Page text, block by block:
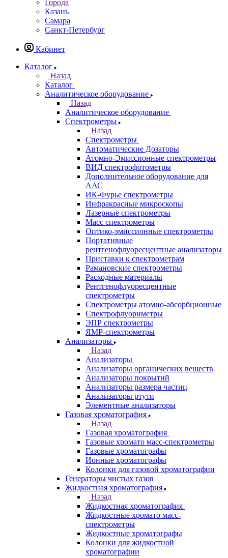
Казань
Назад
Города
Казань
Санкт-Петербург
Аналитическое оборудование
Назад
Аналитическое оборудование
Спектрометры
Назад
Спектрометры
Автоматические Дозаторы
Атомно-Эмиссионные спектрометры
ВИД спектрофотометры
Дополнительное оборудование для
ААС
ИК-Фурье спектрометры
Инфракрасные микроскопы
Лазерные спектрометры
Масс спектрометры
Оптико-эмиссионные спектрометры
Портативные
рентгенофлуоресцентные анализаторы
Приставки к спектрометрам
Рамановские спектрометры
Расходные материалы
Рентгенофлуоресцентные
спектрометры
Спектрометры атомно-абсорбционные
Спектрофлуориметры
ЭПР спектрометры
ЯМР-спектрометры
Анализаторы
Назад
Анализаторы
Анализаторы органических веществ
Анализаторы покрытий
Анализаторы размера частиц
Анализаторы ртути
Элементные анализаторы
Газовая хроматография
Назад
Газовая хроматография